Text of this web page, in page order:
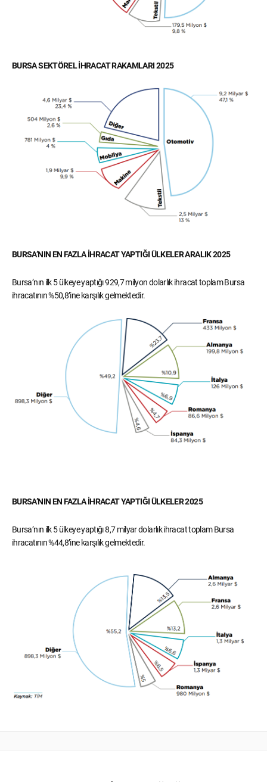
BURSA SEKTÖREL İHRACAT RAKAMLARI 2025
BURSA’NIN EN FAZLA İHRACAT YAPTIĞI ÜLKELER ARALIK 2025
Bursa’nın ilk 5 ülkeye yaptığı 929,7 milyon dolarlık ihracat toplam Bursa
ihracatının %50,8’ine karşılık gelmektedir.
BURSA’NIN EN FAZLA İHRACAT YAPTIĞI ÜLKELER 2025
Bursa’nın ilk 5 ülkeye yaptığı 8,7 milyar dolarlık ihracat toplam Bursa
ihracatının %44,8’ine karşılık gelmektedir.